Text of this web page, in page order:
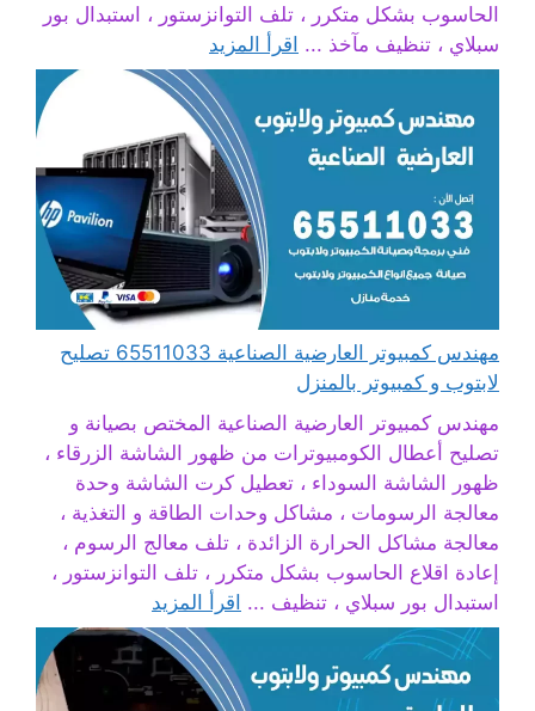
الحاسوب بشكل متكرر ، تلف التوانزستور ، استبدال بور
سبلاي ، تنظيف مآخذ ... اقرأ المزيد
مهندس كمبيوتر العارضية الصناعية 65511033 تصليح
لابتوب و كمبيوتر بالمنزل
مهندس كمبيوتر العارضية الصناعية المختص بصيانة و
تصليح أعطال الكومبيوترات من ظهور الشاشة الزرقاء ،
ظهور الشاشة السوداء ، تعطيل كرت الشاشة وحدة
معالجة الرسومات ، مشاكل وحدات الطاقة و التغذية ،
معالجة مشاكل الحرارة الزائدة ، تلف معالج الرسوم ،
إعادة اقلاع الحاسوب بشكل متكرر ، تلف التوانزستور ،
استبدال بور سبلاي ، تنظيف ... اقرأ المزيد